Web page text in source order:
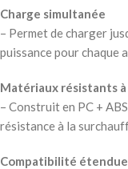
Charge simultanée
– Permet de charger
puissance pour chaque
Matériaux résistants
– Construit en PC +
résistance à la
Compatibilité étendue